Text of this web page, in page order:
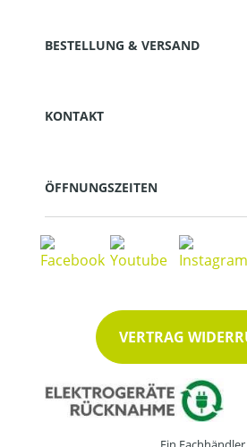
BESTELLUNG & VERSAND
KONTAKT
ÖFFNUNGSZEITEN
VERTRAG